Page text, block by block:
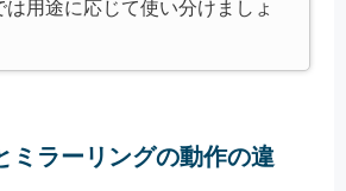
は用途に応じて使い分けましょ
ミラーリングの動作の違